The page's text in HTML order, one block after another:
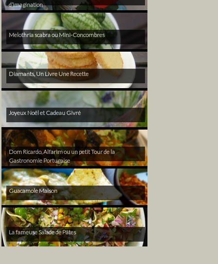
d’imagination
Melothria scabra ou Mini-Concombres
Diamants, Un Livre Une Recette
Joyeux Noël et Cadeau Givré
Dom Ricardo, Alfarim ou un petit Tour de la
Gastronomie Portugaise
Guacamole Maison
La fameuse Salade de Pâtes